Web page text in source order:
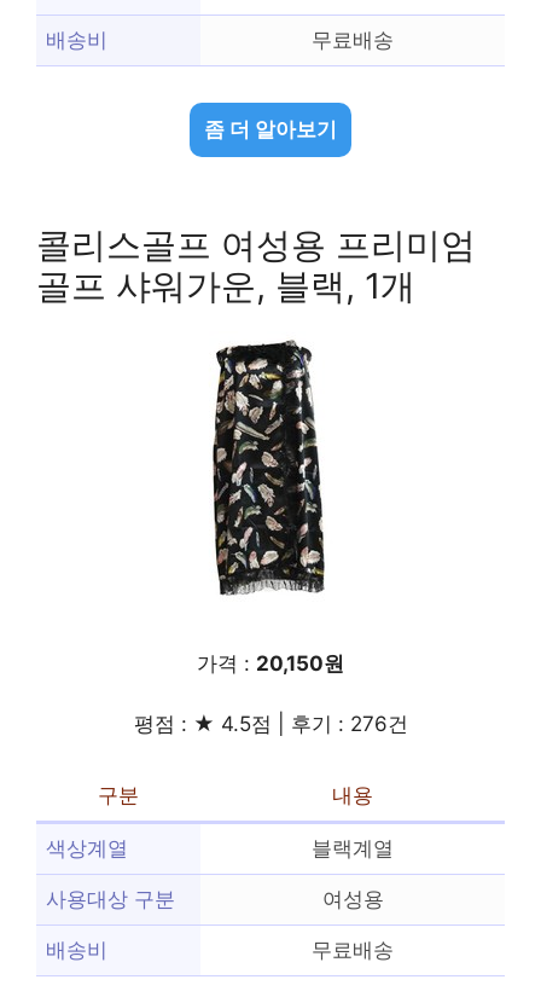
배송비 무료배송
좀 더 알아보기
콜리스골프 여성용 프리미엄
골프 샤워가운, 블랙, 1개
가격 : 20,150원
평점 : ★ 4.5점 | 후기 : 276건
구분 내용
색상계열 블랙계열
사용대상 구분 여성용
배송비 무료배송